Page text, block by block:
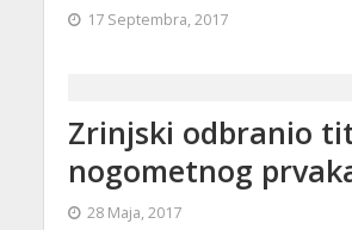
17 Septembra, 2017
Zrinjski odbranio
nogometnog
28 Maja, 2017